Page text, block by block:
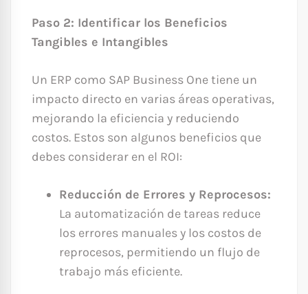
Paso 2: Identificar los Beneficios
Tangibles e Intangibles
Un ERP como SAP Business One tiene un
impacto directo en varias áreas operativas,
mejorando la eficiencia y reduciendo
costos. Estos son algunos beneficios que
debes considerar en el ROI:
Reducción de Errores y Reprocesos:
La automatización de tareas reduce
los errores manuales y los costos de
reprocesos, permitiendo un flujo de
trabajo más eficiente.